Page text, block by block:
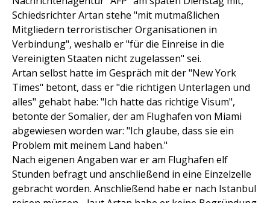
Schiedsrichter Artan stehe "mit mutmaßlichen
Mitgliedern terroristischer Organisationen in
Verbindung", weshalb er "für die Einreise in die
Vereinigten Staaten nicht zugelassen" sei.
Artan selbst hatte im Gespräch mit der "New York
Times" betont, dass er "die richtigen Unterlagen und
alles" gehabt habe: "Ich hatte das richtige Visum",
betonte der Somalier, der am Flughafen von Miami
abgewiesen worden war: "Ich glaube, dass sie ein
Problem mit meinem Land haben."
Nach eigenen Angaben war er am Flughafen elf
Stunden befragt und anschließend in eine Einzelzelle
gebracht worden. Anschließend habe er nach Istanbul